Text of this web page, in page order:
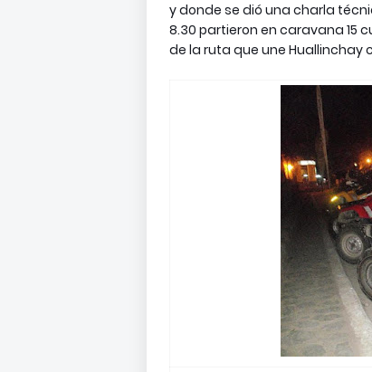
y donde se dió una charla
8.30 partieron en caravana 15
de la ruta que une Huallinchay